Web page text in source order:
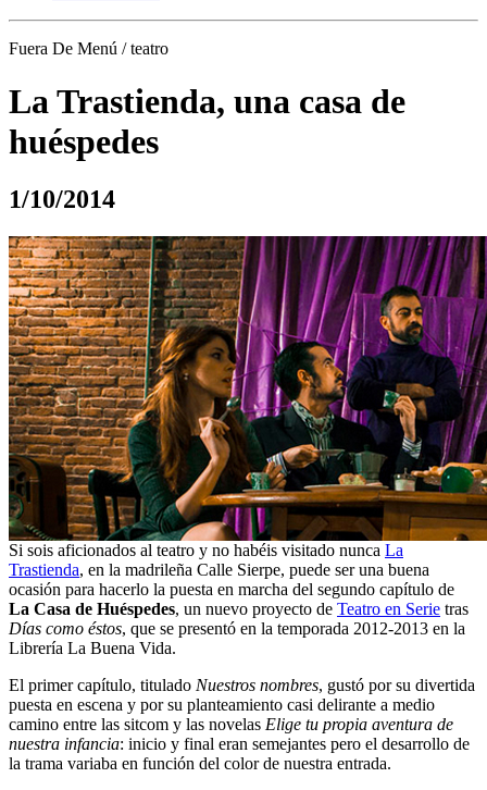
Fuera De Menú / teatro
La Trastienda, una casa de
huéspedes
1/10/2014
Si sois aficionados al teatro y no habéis visitado nunca La
Trastienda, en la madrileña Calle Sierpe, puede ser una buena
ocasión para hacerlo la puesta en marcha del segundo capítulo de
La Casa de Huéspedes, un nuevo proyecto de Teatro en Serie tras
Días como éstos, que se presentó en la temporada 2012-2013 en la
Librería La Buena Vida.
El primer capítulo, titulado Nuestros nombres, gustó por su divertida
puesta en escena y por su planteamiento casi delirante a medio
camino entre las sitcom y las novelas Elige tu propia aventura de
nuestra infancia: inicio y final eran semejantes pero el desarrollo de
la trama variaba en función del color de nuestra entrada.